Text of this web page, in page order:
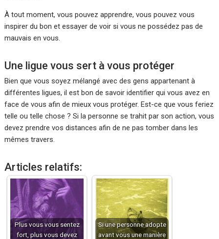
À tout moment, vous pouvez apprendre, vous pouvez vous
inspirer du bon et essayer de voir si vous ne possédez pas de
mauvais en vous.
Une ligue vous sert à vous protéger
Bien que vous soyez mélangé avec des gens appartenant à
différentes ligues, il est bon de savoir identifier qui vous avez en
face de vous afin de mieux vous protéger. Est-ce que vous feriez
telle ou telle chose ? Si la personne se trahit par son action, vous
devez prendre vos distances afin de ne pas tomber dans les
mêmes travers.
Articles relatifs:
Plus vous vous sentez
fort, plus vous devez
Si une personne adopte
avant vous une manière